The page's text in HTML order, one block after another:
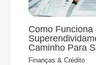
Como Funciona
Caminho Para
Finanças & Crédito